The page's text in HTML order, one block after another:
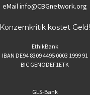
eMailinfo@CBGnetwork.org
Konzernkritik kostet Geld!
EthikBank
IBAN DE94 8309 4495 0003 1999 91
BIC GENODEF1ETK
GLS-Bank